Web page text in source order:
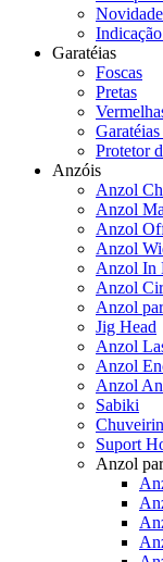
Garatéias
Foscas
Pretas
Protetor
Anzóis
Anzol
Anzol
Anzol
Anzol
Anzol In
Anzol
Anzol
Jig Head
Anzol
Anzol
Anzol
Sabiki
Suport
Anzol